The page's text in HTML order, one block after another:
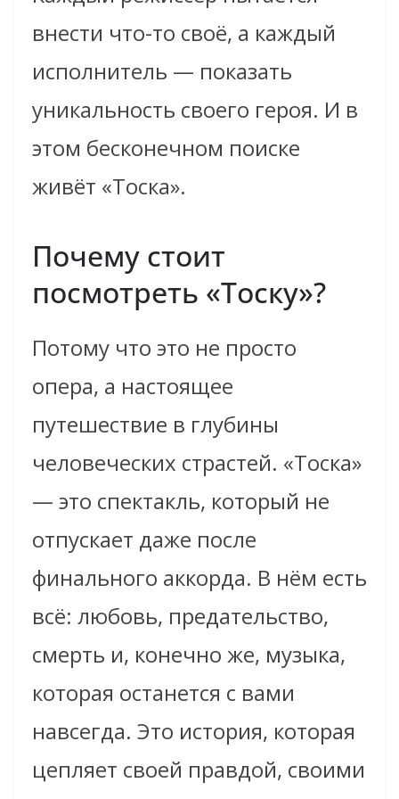
внести что-то своё, а каждый
исполнитель — показать
уникальность своего героя. И в
этом бесконечном поиске
живёт «Тоска».
Почему стоит
посмотреть «Тоску»?
Потому что это не просто
опера, а настоящее
путешествие в глубины
человеческих страстей. «Тоска»
— это спектакль, который не
отпускает даже после
финального аккорда. В нём есть
всё: любовь, предательство,
смерть и, конечно же, музыка,
которая останется с вами
навсегда. Это история, которая
цепляет своей правдой, своими